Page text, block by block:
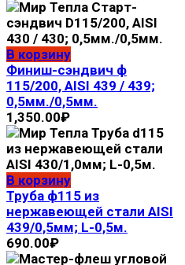
В корзину
Финиш-сэндвич ф
115/200, AISI 439 / 439;
0,5мм./0,5мм.
1,350.00₽
В корзину
Труба ф115 из
нержавеющей стали AISI
439/0,5мм; L-0,5м.
690.00₽